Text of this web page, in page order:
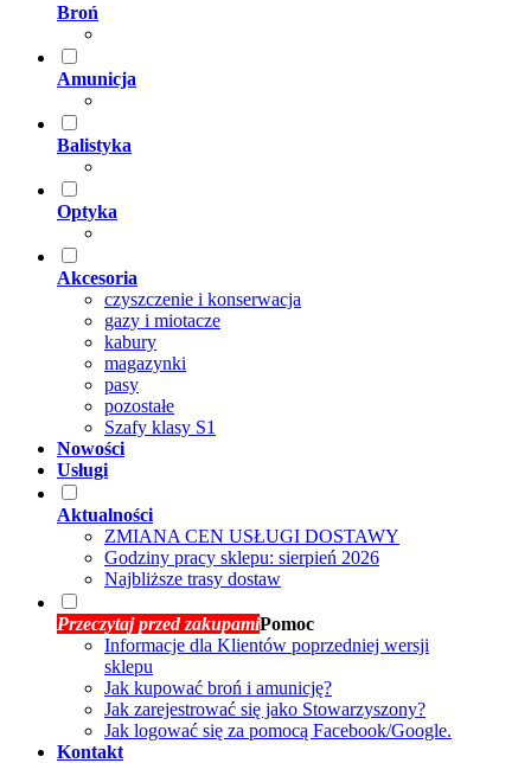
Broń
Amunicja
Balistyka
Optyka
Akcesoria
czyszczenie i konserwacja
gazy i miotacze
kabury
magazynki
pasy
pozostałe
Szafy klasy S1
Nowości
Usługi
Aktualności
ZMIANA CEN USŁUGI DOSTAWY
Godziny pracy sklepu: sierpień 2026
Najbliższe trasy dostaw
Przeczytaj przed zakupamiPomoc
Informacje dla Klientów poprzedniej wersji
sklepu
Jak kupować broń i amunicję?
Jak zarejestrować się jako Stowarzyszony?
Jak logować się za pomocą Facebook/Google.
Kontakt